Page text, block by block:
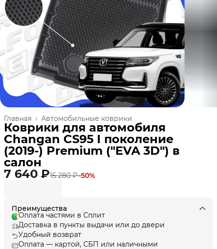
Автомобильные коврики
Главная ›
Коврики для автомобиля
Changan CS95 I поколение
(2019-) Premium ("EVA 3D") в
cалон
7 640 ₽15 280 ₽−50%
Преимущества
Оплата частями в Сплит
Доставка в пункты выдачи или до двери
Удобный возврат
Оплата — картой, СБП или наличными